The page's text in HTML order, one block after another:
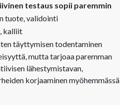
testaus sopii paremmin
tuote, validointi
kalliit
täyttymisen todentaminen
mutta tarjoaa paremman
lähestymistavan,
korjaaminen myöhemmässä